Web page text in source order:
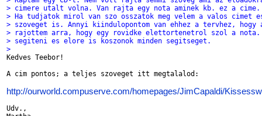
> cimere utalt volna. Van rajta egy nota aminek kb. ez a cime.
> Ha tudjatok mirol van szo osszatok meg velem a valos cimet
> szoveget is. Annyi kiindulopontom van ehhez a tervhez, hogy
> rajottem arra, hogy egy rovidke elettortenetrol szol a nota.
> segiteni es elore is koszonok minden segitseget.
>
Kedves Teebor!
A cim pontos; a teljes szoveget itt megtalalod:
http://ourworld.compuserve.com/homepages/JimCapaldi/
Udv.,